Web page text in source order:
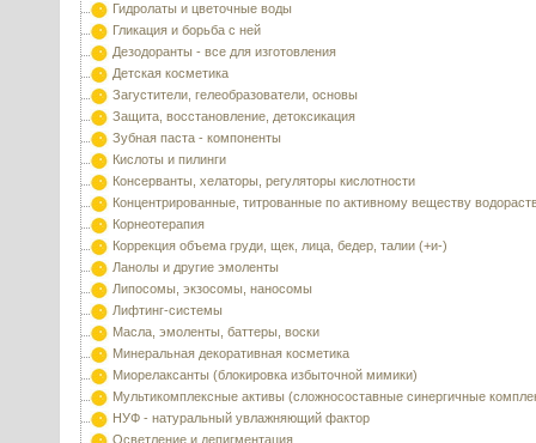
Гидролаты и цветочные воды
Гликация и борьба с ней
Дезодоранты - все для изготовления
Детская косметика
Загустители, гелеобразователи, основы
Защита, восстановление, детоксикация
Зубная паста - компоненты
Кислоты и пилинги
Консерванты, хелаторы, регуляторы кислотности
Концентрированные, титрованные по активному веществу
Корнеотерапия
Коррекция объема груди, щек, лица, бедер, талии (+и-)
Ланолы и другие эмоленты
Липосомы, экзосомы, наносомы
Лифтинг-системы
Масла, эмоленты, баттеры, воски
Минеральная декоративная косметика
Миорелаксанты (блокировка избыточной мимики)
Мультикомплексные активы (сложносоставные синергичные
НУФ - натуральный увлажняющий фактор
Осветление и депигментация